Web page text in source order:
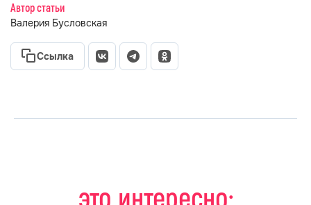
Автор статьи
Валерия Бусловская
Ссылка